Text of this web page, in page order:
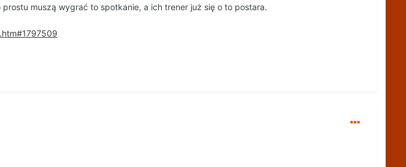
muszą wygrać to spotkanie, a ich trener już się o to postara.